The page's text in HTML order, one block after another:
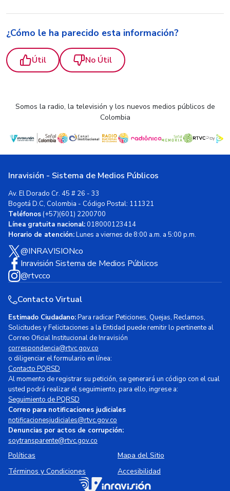
¿Cómo le ha parecido esta información?
Útil No Útil
Somos la radio, la televisión y los nuevos medios públicos de
Colombia
Inravisión - Sistema de Medios Públicos
Av. El Dorado Cr. 45 # 26 - 33
Bogotá D.C, Colombia - Código Postal: 111321
Teléfonos(+57)(601) 2200700
Línea gratuita nacional:018000123414
Horario de atención:Lunes a viernes de 8:00 a.m. a 5:00 p.m.
@INRAVISIONco
Inravisión Sistema de Medios Públicos
@rtvcco
Contacto Virtual
Estimado Ciudadano:Para radicar Peticiones, Quejas, Reclamos,
Solicitudes y Felicitaciones a la Entidad puede remitir lo pertinente al
Correo Oficial Institucional de Inravisión
correspondencia@rtvc.gov.co
o diligenciar el formulario en línea:
Contacto PQRSD
Al momento de registrar su petición, se generará un código con el cual
usted podrá realizar el seguimiento, para ello, ingrese a:
Seguimiento de PQRSD
Correo para notificaciones judiciales
notificacionesjudiciales@rtvc.gov.co
Denuncias por actos de corrupción:
soytransparente@rtvc.gov.co
Políticas
Mapa del Sitio
Términos y Condiciones
Accesibilidad